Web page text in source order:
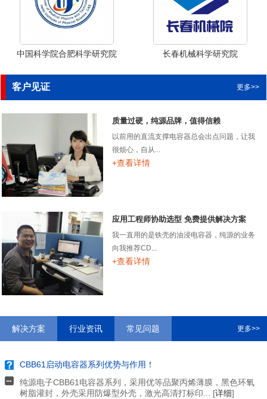
中国科学院合肥科学研究院 长春机械科学研究院
客户见证 更多>>
质量过硬，纯源品牌，值得信赖
以前用的直流支撑电容器总会出点问题，让我
很烦心，自从...
+查看详情
应用工程师协助选型 免费提供解决方案
我一直用的是铁壳的油浸电容器，纯源的业务
向我推荐CD...
+查看详情
解决方案 行业资讯 常见问题 更多>>
CBB61启动电容器系列优势与作用！
纯源电子CBB61电容器系列，采用优等品聚丙烯薄膜，黑色环氧
树脂灌封，外壳采用防爆型外壳，激光高清打标印... [详细]